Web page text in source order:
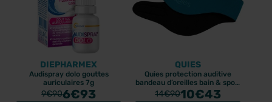
DIEPHARMEX
Audispray dolo gouttes
auriculaires 7g
9€906€93
QUIES
Quies protection auditive
bandeau d’oreilles bain & sport
petite taille
14€9010€43